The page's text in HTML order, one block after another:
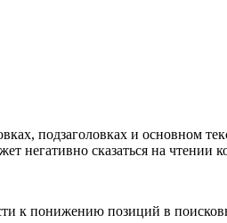
подзаголовках и основном
негативно сказаться на чтении
к понижению позиций в